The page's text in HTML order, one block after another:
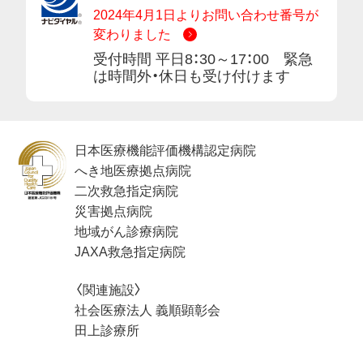
2024年4月1日よりお問い合わせ番号が
変わりました
受付時間 平日8：30～17：00 緊急
は時間外・休日も受け付けます
日本医療機能評価機構認定病院
へき地医療拠点病院
二次救急指定病院
災害拠点病院
地域がん診療病院
JAXA救急指定病院
〈関連施設〉
社会医療法人 義順顕彰会
田上診療所